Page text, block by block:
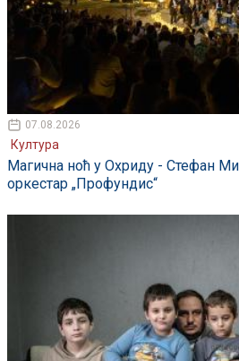
07.08.2026
Култура
Магична ноћ у Охриду - Стефан
оркестар „Профундис“